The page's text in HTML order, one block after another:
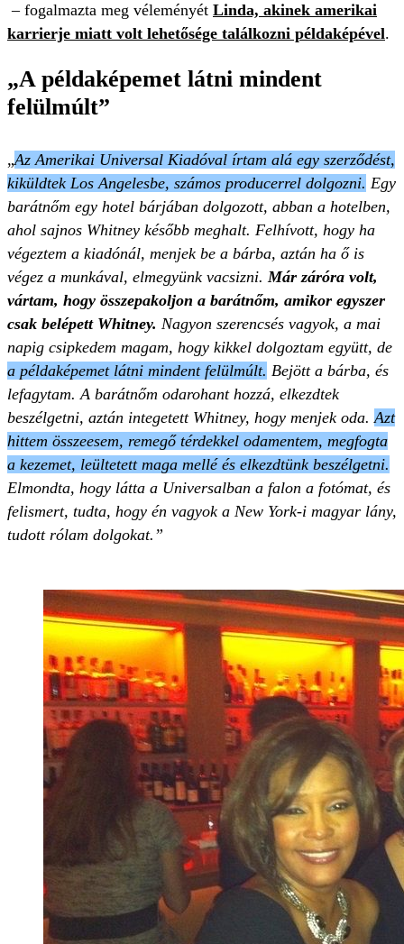
– fogalmazta meg véleményét Linda, akinek amerikai
karrierje miatt volt lehetősége találkozni példaképével.
„A példaképemet látni mindent
felülmúlt”
„Az Amerikai Universal Kiadóval írtam alá egy szerződést,
kiküldtek Los Angelesbe, számos producerrel dolgozni. Egy
barátnőm egy hotel bárjában dolgozott, abban a hotelben,
ahol sajnos Whitney később meghalt. Felhívott, hogy ha
végeztem a kiadónál, menjek be a bárba, aztán ha ő is
végez a munkával, elmegyünk vacsizni. Már záróra volt,
vártam, hogy összepakoljon a barátnőm, amikor egyszer
csak belépett Whitney. Nagyon szerencsés vagyok, a mai
napig csipkedem magam, hogy kikkel dolgoztam együtt, de
a példaképemet látni mindent felülmúlt. Bejött a bárba, és
lefagytam. A barátnőm odarohant hozzá, elkezdtek
beszélgetni, aztán integetett Whitney, hogy menjek oda. Azt
hittem összeesem, remegő térdekkel odamentem, megfogta
a kezemet, leültetett maga mellé és elkezdtünk beszélgetni.
Elmondta, hogy látta a Universalban a falon a fotómat, és
felismert, tudta, hogy én vagyok a New York-i magyar lány,
tudott rólam dolgokat.”